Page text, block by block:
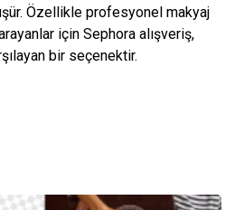
Özellikle profesyonel makyaj
için Sephora alışveriş,
bir seçenektir.